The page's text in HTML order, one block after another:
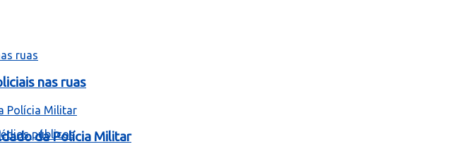
nas ruas
da Polícia Militar